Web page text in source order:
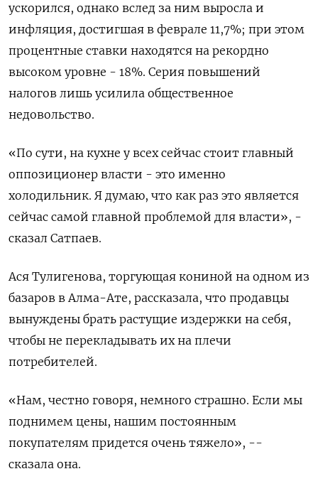
ускорился, однако вслед за ним выросла ⁠и
инфляция, достигшая в феврале 11,7%; при этом
процентные ставки находятся на рекордно
высоком уровне - 18%. Серия повышений
налогов лишь усилила общественное
недовольство.
«По сути, на кухне у всех сейчас стоит ‌главный
оппозиционер власти - это именно
холодильник. Я думаю, что как раз это является
сейчас самой главной проблемой для власти», -
сказал Сатпаев.
Ася ‌Тулигенова, торгующая кониной на одном из
базаров в Алма-Ате, рассказала, что продавцы
вынуждены брать растущие издержки на себя,
чтобы не перекладывать их ​на плечи
потребителей.
«Нам, честно говоря, немного страшно. Если мы
поднимем цены, нашим постоянным
покупателям придется очень тяжело», --
‌сказала она.